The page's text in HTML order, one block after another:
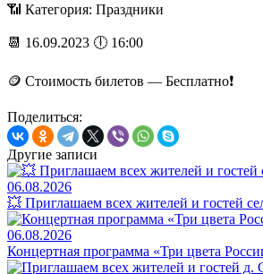
📶 Категория: Праздники
📆 16.09.2023 🕕 16:00
🪙 Стоимость билетов — Бесплатно❗️
Поделиться:
Другие записи
06.08.2026
💥 Приглашаем всех жителей и гостей
06.08.2026
Концертная программа «Три цвета